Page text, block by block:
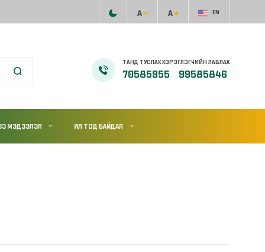
EN
ТАНД ТУСЛАХ ХЭРЭГЛЭГЧИЙН ЛАВЛАХ
70585955 99585846
МЭДЭЭЛЭЛ ИЛ ТОД БАЙДАЛ